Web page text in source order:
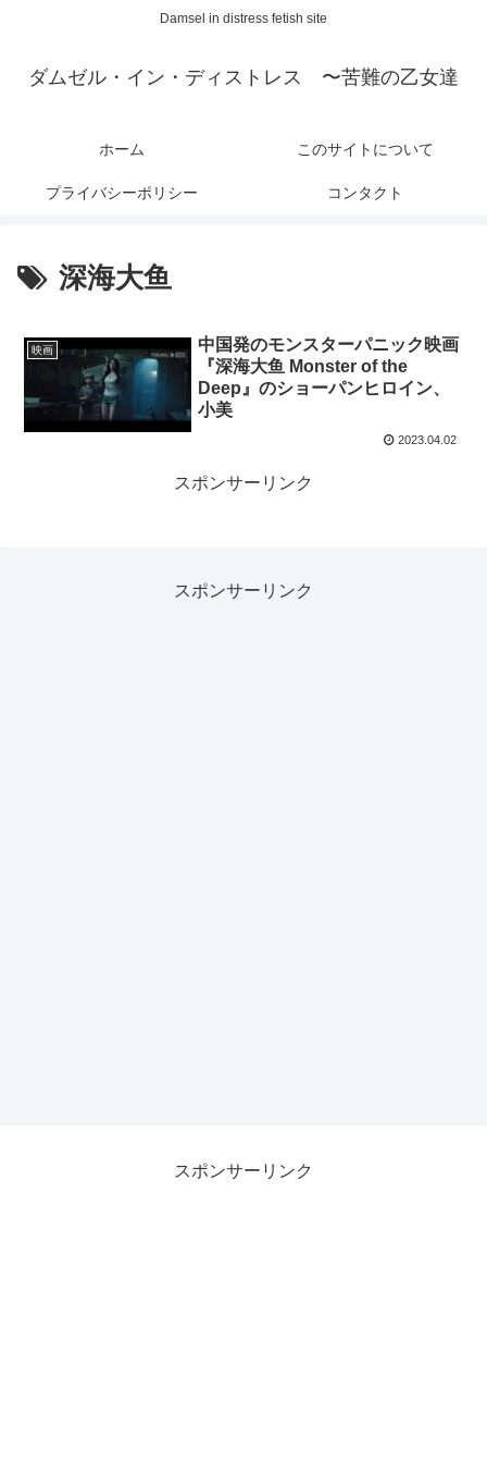
Damsel in distress fetish site
ダムゼル・イン・ディストレス 〜苦難の乙女達
ホーム このサイトについて
プライバシーポリシー コンタクト
深海大鱼
映画
中国発のモンスターパニック映画
『深海大鱼 Monster of the
Deep』のショーパンヒロイン、
小美
2023.04.02
スポンサーリンク
スポンサーリンク
スポンサーリンク